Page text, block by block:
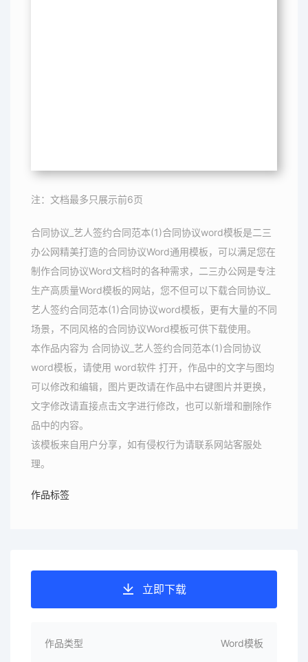
注：文档最多只展示前6页
合同协议_艺人签约合同范本(1)合同协议word模板是二三
办公网精美打造的合同协议Word通用模板，可以满足您在
制作合同协议Word文档时的各种需求，二三办公网是专注
生产高质量Word模板的网站，您不但可以下载合同协议_
艺人签约合同范本(1)合同协议word模板，更有大量的不同
场景，不同风格的合同协议Word模板可供下载使用。
本作品内容为 合同协议_艺人签约合同范本(1)合同协议
word模板，请使用 word软件 打开，作品中的文字与图均
可以修改和编辑，图片更改请在作品中右键图片并更换，
文字修改请直接点击文字进行修改，也可以新增和删除作
品中的内容。
该模板来自用户分享，如有侵权行为请联系网站客服处
理。
作品标签
立即下载
作品类型 Word模板